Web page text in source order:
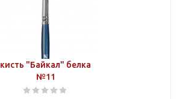
кисть "Байкал" белка
№11